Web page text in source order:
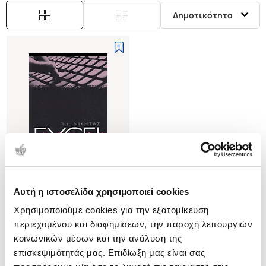
Αυτή η ιστοσελίδα χρησιμοποιεί cookies
Χρησιμοποιούμε cookies για την εξατομίκευση
περιεχομένου και διαφημίσεων, την παροχή λειτουργιών
κοινωνικών μέσων και την ανάλυση της
επισκεψιμότητάς μας. Επιδίωξη μας είναι σας
Δημοτικότητα
(0)
EXCEL
ΕΙΣΑΓΩΓΗ ΚΑΙ ΕΦΑΡΜΟΓΕΣ
ΝΙΚΗΤΑΣ Ι. Π.
Κωδ. Πολιτείας:0870-0740